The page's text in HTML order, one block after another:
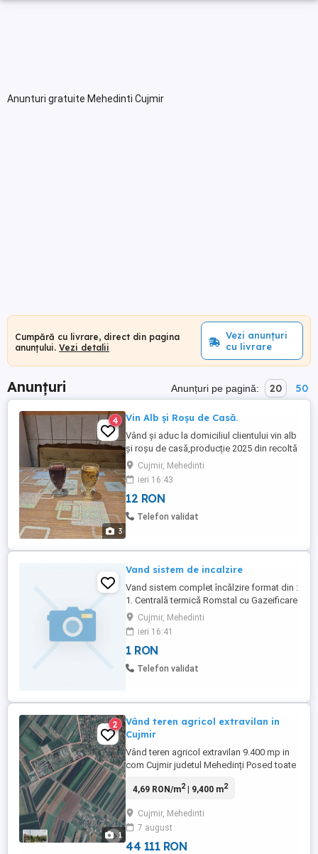
Anunturi gratuite Mehedinti Cujmir
Cumpără cu livrare, direct din pagina
anunțului. Vezi detalii
Vezi anunțuri
cu livrare
Anunțuri Anunțuri pe pagină: 20 50
3
4 Vin Alb și Roșu de Casă.
Vând și aduc la domiciliul clientului vin alb
și roșu de casă,producție 2025 din recoltă
proprie cu gust deosebit. Preț vin:12 lei
litrul vinul roșu. 15 lei litrul vinul alb. Preț
țuică:15 lei litrul .
Cujmir, Mehedinti
ieri 16:43
12 RON
Telefon validat
Vand sistem de incalzire
Vand sistem complet încălzire format din :
1. Centrală termică Romstal cu Gazeificare
, flacără controlată + sisteme adiacente
(pompă, vas expansiune , filtre, site
etc.),nefolosite, ca noi . 2. Calorifere 10
bucăți. 3. Țevi din cupru pentru 120 mp.
Totul la sfert de preț . Sistemul de
Cujmir, Mehedinti
ieri 16:41
1 RON
Telefon validat
1
2
Vând teren agricol extravilan in
Cujmir
Vând teren agricol extravilan 9.400 mp in
com Cujmir judetul Mehedinți Posed toate
la zi] Poziționat la margine de Cujmir
Preț 8.400 negociabil
4,69 RON/m2| 9,400 m2
Cujmir, Mehedinti
7 august
44 111 RON